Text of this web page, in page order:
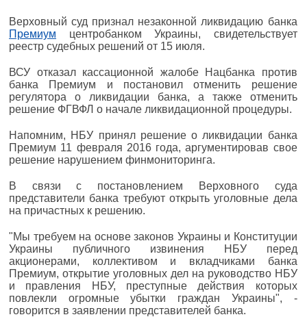
Верховный суд признал незаконной ликвидацию банка
Премиум центробанком Украины, свидетельствует
реестр судебных решений от 15 июля.
ВСУ отказал кассационной жалобе Нацбанка против
банка Премиум и постановил отменить решение
регулятора о ликвидации банка, а также отменить
решение ФГВФЛ о начале ликвидационной процедуры.
Напомним, НБУ принял решение о ликвидации банка
Премиум 11 февраля 2016 года, аргументировав свое
решение нарушением финмониторинга.
В связи с постановлением Верховного суда
представители банка требуют открыть уголовные дела
на причастных к решению.
"Мы требуем на основе законов Украины и Конституции
Украины публичного извинения НБУ перед
акционерами, коллективом и вкладчиками банка
Премиум, открытие уголовных дел на руководство НБУ
и правления НБУ, преступные действия которых
повлекли огромные убытки граждан Украины", -
говорится в заявлении представителей банка.